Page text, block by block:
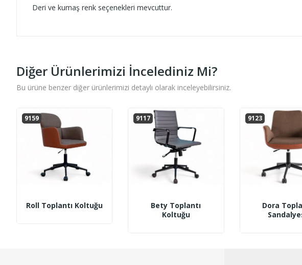
Deri ve kumaş renk seçenekleri mevcuttur.
Diğer Ürünlerimizi İncelediniz Mi?
Bu ürüne benzer diğer ürünlerimizi detaylı olarak inceleyebilirsiniz.
9159
Roll Toplantı Koltuğu
9117
Bety Toplantı
Koltuğu
9123
Dora